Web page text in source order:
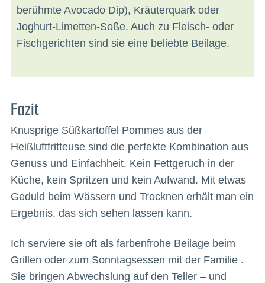
berühmte Avocado Dip), Kräuterquark oder
Joghurt-Limetten-Soße. Auch zu Fleisch- oder
Fischgerichten sind sie eine beliebte Beilage.
Fazit
Knusprige Süßkartoffel Pommes aus der
Heißluftfritteuse sind die perfekte Kombination aus
Genuss und Einfachheit. Kein Fettgeruch in der
Küche, kein Spritzen und kein Aufwand. Mit etwas
Geduld beim Wässern und Trocknen erhält man ein
Ergebnis, das sich sehen lassen kann.
Ich serviere sie oft als farbenfrohe Beilage beim
Grillen oder zum Sonntagsessen mit der Familie .
Sie bringen Abwechslung auf den Teller – und